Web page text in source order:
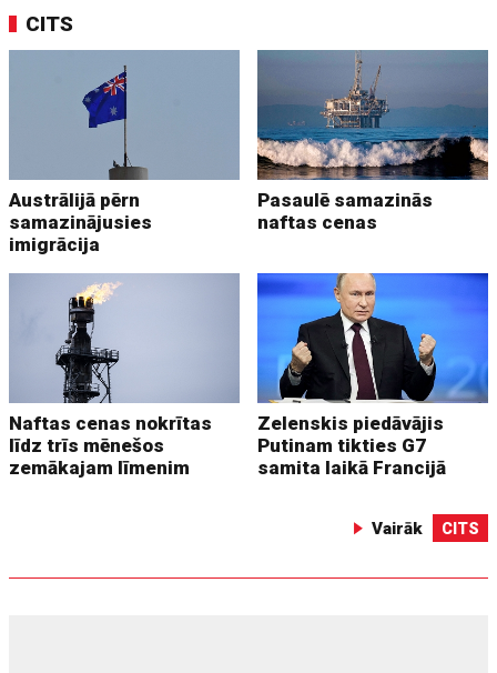
CITS
Austrālijā pērn
samazinājusies
imigrācija
Pasaulē samazinās
naftas cenas
Naftas cenas nokrītas
līdz trīs mēnešos
zemākajam līmenim
Zelenskis piedāvājis
Putinam tikties G7
samita laikā Francijā
Vairāk CITS